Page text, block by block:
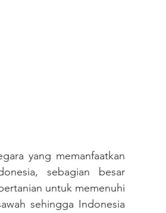
sebagian besar
untuk memenuhi
sehingga Indonesia